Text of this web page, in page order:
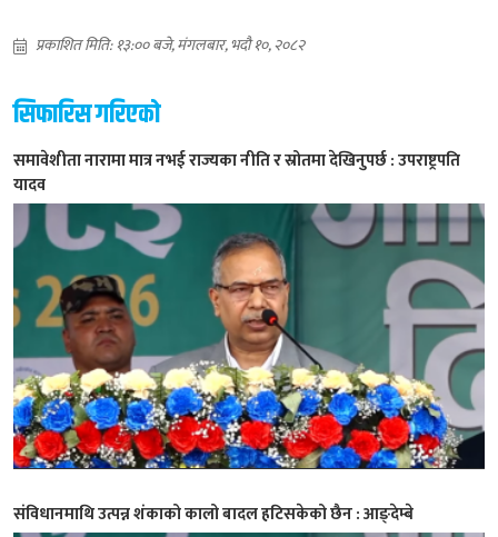
प्रकाशित मिति: १३:०० बजे, मंगलबार, भदौ १०, २०८२
सिफारिस गरिएको
समावेशीता नारामा मात्र नभई राज्यका नीति र स्रोतमा देखिनुपर्छ : उपराष्ट्रपति
यादव
संविधानमाथि उत्पन्न शंकाको कालो बादल हटिसकेको छैन : आङ्देम्बे